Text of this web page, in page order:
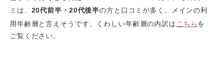
ミは、 20代前半・20代後半の方と口コミが多く、メインの利
用年齢層と言えそうです。くわしい年齢層の内訳は こちらを
ご覧ください。